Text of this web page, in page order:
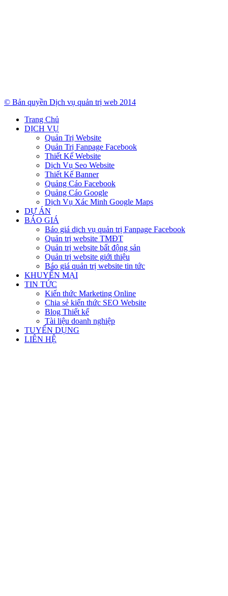
© Bản quyền Dịch vụ quản trị web 2014
Trang Chủ
DỊCH VỤ
Quản Trị Website
Quản Trị Fanpage Facebook
Thiết Kế Website
Dịch Vụ Seo Website
Thiết Kế Banner
Quảng Cáo Facebook
Quảng Cáo Google
Dịch Vụ Xác Minh Google Maps
DỰ ÁN
BÁO GIÁ
Báo giá dịch vụ quản trị Fanpage Facebook
Quản trị website TMĐT
Quản trị website bất động sản
Quản trị website giới thiệu
Báo giá quản trị website tin tức
KHUYẾN MẠI
TIN TỨC
Kiến thức Marketing Online
Chia sẻ kiến thức SEO Website
Blog Thiết kế
Tài liệu doanh nghiệp
TUYỂN DỤNG
LIÊN HỆ